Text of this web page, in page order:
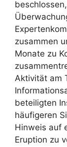
zusammen
Monate zu
Aktivität am
beteiligten
häufigeren
Hinweis auf
Eruption zu